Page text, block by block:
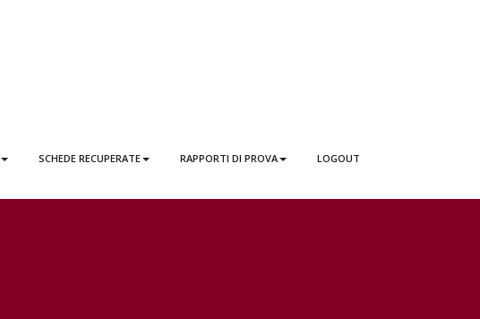
SCHEDE RECUPERATE RAPPORTI DI PROVA LOGOUT